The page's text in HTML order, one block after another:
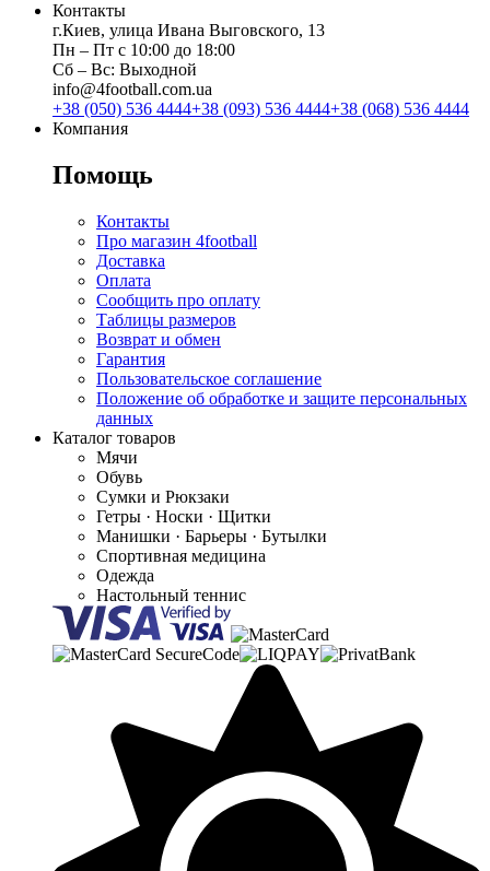
Контакты
г.Киев, улица Ивана Выговского, 13
Пн ‒ Пт с 10:00 до 18:00
Сб ‒ Вс: Выходной
info@4football.com.ua
+38 (050) 536 4444+38 (093) 536 4444+38 (068) 536 4444
Компания
Помощь
Контакты
Про магазин 4football
Доставка
Оплата
Сообщить про оплату
Таблицы размеров
Возврат и обмен
Гарантия
Пользовательское соглашение
Положение об обработке и защите персональных
данных
Каталог товаров
Мячи
Обувь
Сумки и Рюкзаки
Гетры · Носки · Щитки
Манишки · Барьеры · Бутылки
Спортивная медицина
Одежда
Настольный теннис